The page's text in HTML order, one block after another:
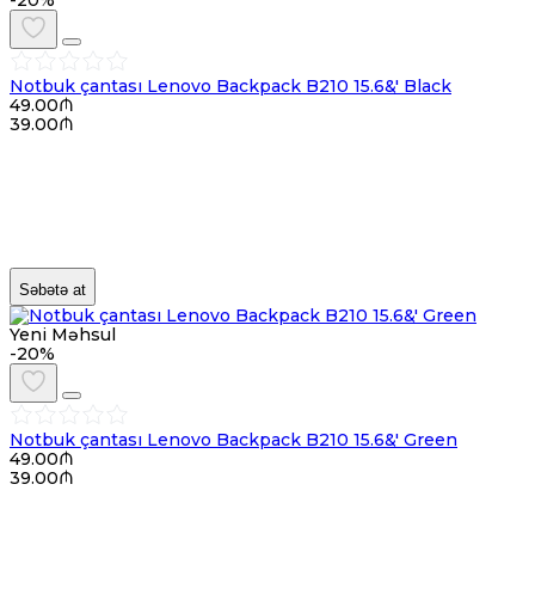
Notbuk çantası Lenovo Backpack B210 15.6&' Black
49.00₼
39.00₼
Səbətə at
Yeni Məhsul
-20%
Notbuk çantası Lenovo Backpack B210 15.6&' Green
49.00₼
39.00₼